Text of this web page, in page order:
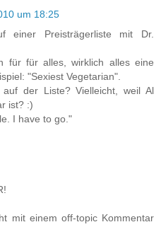
um 18:25
einer Preisträgerliste mit Dr.
für für alles, wirklich alles eine
"Sexiest Vegetarian".
der Liste? Vielleicht, weil Al
ist? :)
I have to go."
mit einem off-topic Kommentar